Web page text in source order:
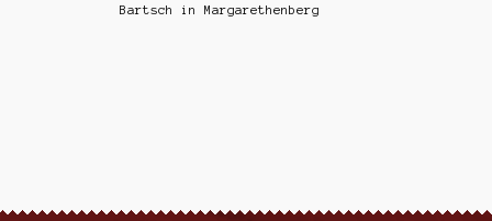
Bartsch in Margarethenberg